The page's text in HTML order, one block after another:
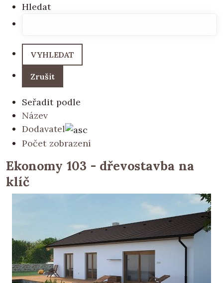
Hledat
Seřadit podle
Název
Dodavatel
Počet zobrazení
Ekonomy 103 - dřevostavba na
klíč